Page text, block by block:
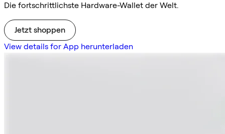
Die fortschrittlichste Hardware-Wallet der Welt.
Jetzt shoppen
View details for App herunterladen